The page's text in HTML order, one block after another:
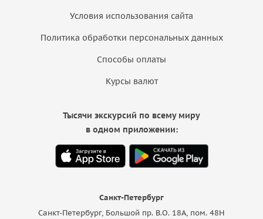
Условия использования сайта
Политика обработки персональных данных
Способы оплаты
Курсы валют
Санкт-Петербург
Санкт-Петербург, Большой пр. В.О. 18A, пом. 48Н
Тысячи экскурсий по всему миру
в одном приложении: